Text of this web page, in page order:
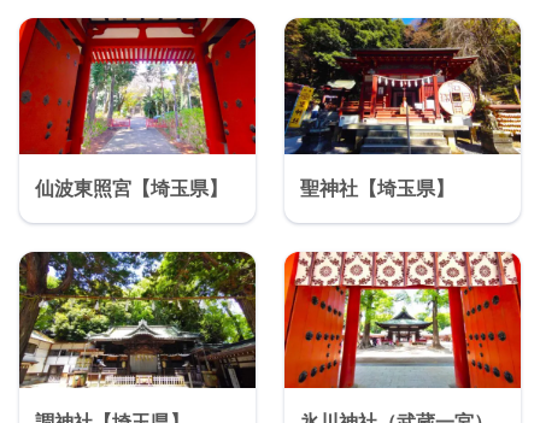
仙波東照宮【埼玉県】 聖神社【埼玉県】